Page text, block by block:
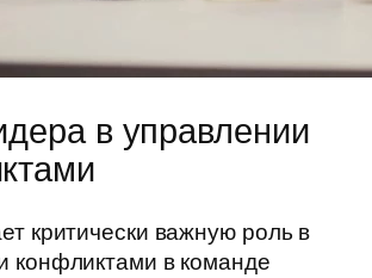
в управлении
критически важную роль в
конфликтами в команде